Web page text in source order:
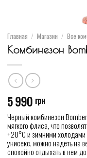
Главная / Магазин / Все
Комбинезон
5 990 грн
Черный комбинезон
мягкого флиса, что
+20°С и зимними
унисекс, можно надеть на
спокойно отдыхать в нем